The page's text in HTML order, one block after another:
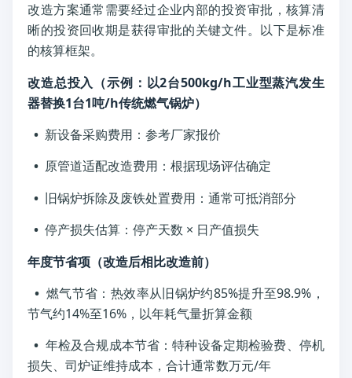
改造方案通常需要经过企业内部的投资审批，核算清
晰的投资回收期是获得审批的关键文件。以下是标准
的核算框架。
改造总投入（示例：以2台500kg/h工业型蒸汽发生
器替换1台1吨/h传统燃气锅炉）
• 新设备采购费用：参考厂家报价
• 原管道适配改造费用：根据现场评估确定
• 旧锅炉拆除及废铁处置费用：通常可抵消部分
•停产损失估算：停产天数 × 日产值损失
年度节省项（改造后相比改造前）
• 燃气节省：热效率从旧锅炉约85%提升至98.9%，
节气约14%至16%，以年耗气量折算金额
• 年检及合规成本节省：特种设备定期检验费、停机
损失、司炉证维持成本，合计通常数万元/年